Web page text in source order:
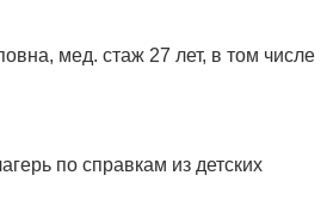
мед. стаж 27 лет, в том числе
по справкам из детских